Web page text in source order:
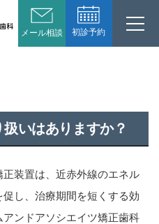
初診予約
メール相談
いはありますか？
装置は、近赤外線のエネル
し、治療期間を短くする効
ンドアソシエイツ矯正歯科